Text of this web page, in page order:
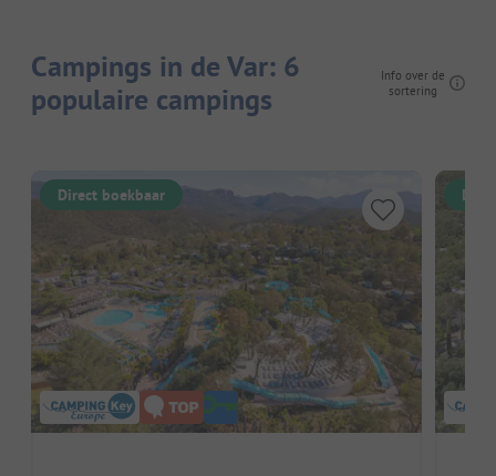
Campings in de Var: 6
populaire campings
Info over de
sortering
Direct boekbaar